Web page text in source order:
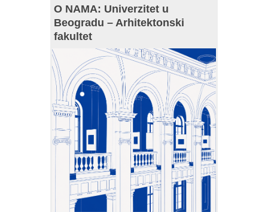
O NAMA: Univerzitet u
Beogradu – Arhitektonski
fakultet